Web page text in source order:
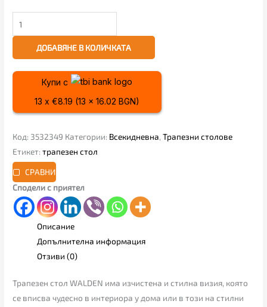
ДОБАВЯНЕ В КОЛИЧКАТА
Купи с
13 x €8.19 (13 x 16.02 BGN)
Код: 3532349 Категории: Всекидневна,Трапезни столове
Етикет:трапезен стол
СРАВНИ
Сподели с приятел
Описание
Допълнителна информация
Отзиви (0)
Трапезен стол WALDEN има изчистена и стилна визия, която
се вписва чудесно в интериора у дома или в този на стилни